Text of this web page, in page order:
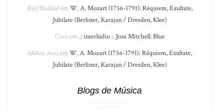
Raif Haddadem W. A. Mozart (1756-1791): Réquiem, Exultate,
Jubilate (Berliner, Karajan / Dresden, Klee)
Ciscoem .: interlúdio :. Joni Mitchell: Blue
Adilson Assisem W. A. Mozart (1756-1791): Réquiem, Exultate,
Jubilate (Berliner, Karajan / Dresden, Klee)
Blogs de Música